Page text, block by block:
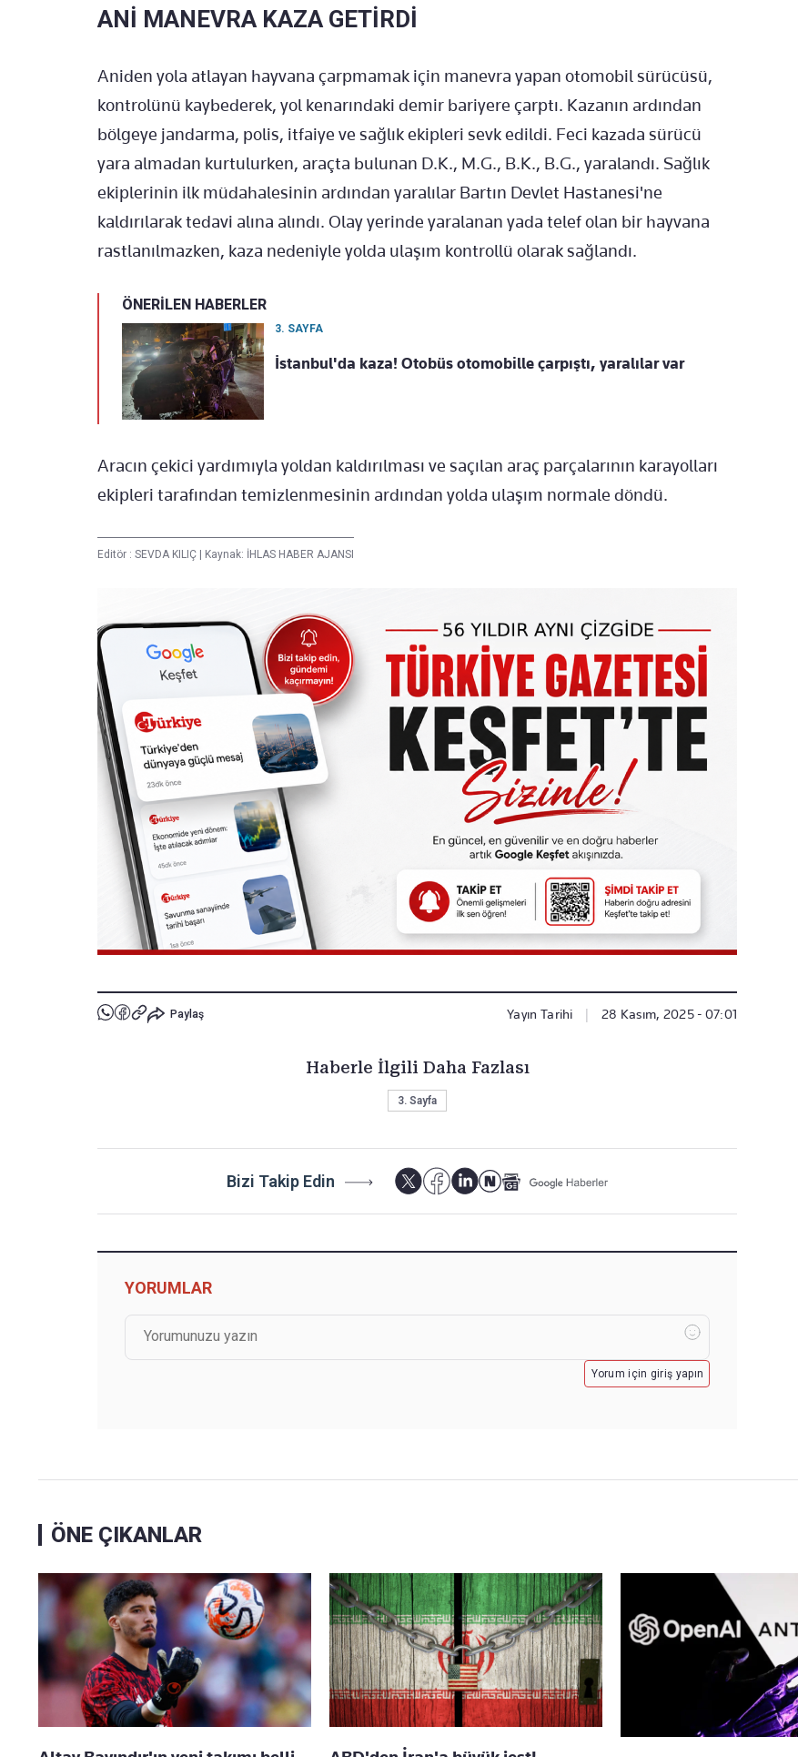
ANİ MANEVRA KAZA GETİRDİ
Aniden yola atlayan hayvana çarpmamak için manevra yapan otomobil sürücüsü,
kontrolünü kaybederek, yol kenarındaki demir bariyere çarptı. Kazanın ardından
bölgeye jandarma, polis, itfaiye ve sağlık ekipleri sevk edildi. Feci kazada sürücü
yara almadan kurtulurken, araçta bulunan D.K., M.G., B.K., B.G., yaralandı. Sağlık
ekiplerinin ilk müdahalesinin ardından yaralılar Bartın Devlet Hastanesi'ne
kaldırılarak tedavi alına alındı. Olay yerinde yaralanan yada telef olan bir hayvana
rastlanılmazken, kaza nedeniyle yolda ulaşım kontrollü olarak sağlandı.
ÖNERİLEN HABERLER
3. SAYFA
İstanbul'da kaza! Otobüs otomobille çarpıştı, yaralılar var
Aracın çekici yardımıyla yoldan kaldırılması ve saçılan araç parçalarının karayolları
ekipleri tarafından temizlenmesinin ardından yolda ulaşım normale döndü.
Editör : SEVDA KILIÇ Kaynak: İHLAS HABER AJANSI
Paylaş Yayın Tarihi 28 Kasım, 2025 - 07:01
Haberle İlgili Daha Fazlası
3. Sayfa
Bizi Takip Edin
YORUMLAR
Yorum için giriş yapın
ÖNE ÇIKANLAR